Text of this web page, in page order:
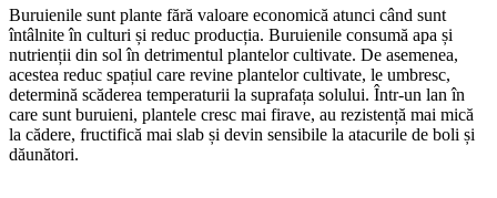
Buruienile sunt plante fără valoare economică atunci când sunt
întâlnite în culturi și reduc producția. Buruienile consumă apa și
nutrienții din sol în detrimentul plantelor cultivate. De asemenea,
acestea reduc spațiul care revine plantelor cultivate, le umbresc,
determină scăderea temperaturii la suprafața solului. Într-un lan în
care sunt buruieni, plantele cresc mai firave, au rezistență mai mică
la cădere, fructifică mai slab și devin sensibile la atacurile de boli și
dăunători.